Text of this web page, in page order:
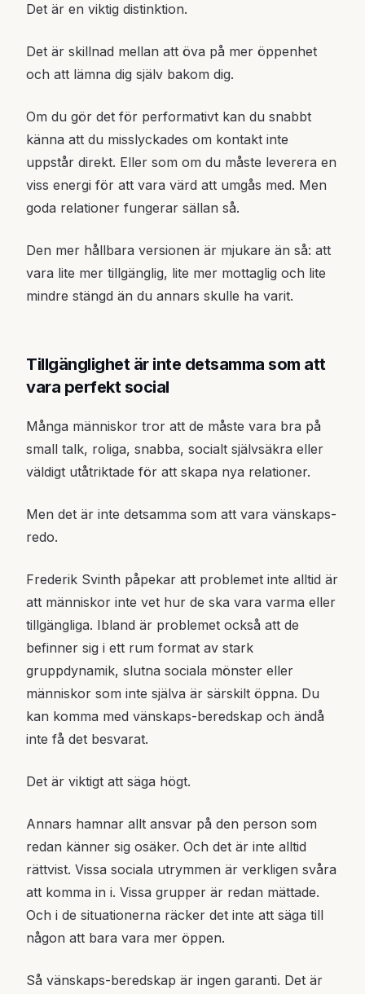
Det är en viktig distinktion.
Det är skillnad mellan att öva på mer öppenhet
och att lämna dig själv bakom dig.
Om du gör det för performativt kan du snabbt
känna att du misslyckades om kontakt inte
uppstår direkt. Eller som om du måste leverera en
viss energi för att vara värd att umgås med. Men
goda relationer fungerar sällan så.
Den mer hållbara versionen är mjukare än så: att
vara lite mer tillgänglig, lite mer mottaglig och lite
mindre stängd än du annars skulle ha varit.
Tillgänglighet är inte detsamma som att
vara perfekt social
Många människor tror att de måste vara bra på
small talk, roliga, snabba, socialt självsäkra eller
väldigt utåtriktade för att skapa nya relationer.
Men det är inte detsamma som att vara vänskaps-
redo.
Frederik Svinth påpekar att problemet inte alltid är
att människor inte vet hur de ska vara varma eller
tillgängliga. Ibland är problemet också att de
befinner sig i ett rum format av stark
gruppdynamik, slutna sociala mönster eller
människor som inte själva är särskilt öppna. Du
kan komma med vänskaps-beredskap och ändå
inte få det besvarat.
Det är viktigt att säga högt.
Annars hamnar allt ansvar på den person som
redan känner sig osäker. Och det är inte alltid
rättvist. Vissa sociala utrymmen är verkligen svåra
att komma in i. Vissa grupper är redan mättade.
Och i de situationerna räcker det inte att säga till
någon att bara vara mer öppen.
Så vänskaps-beredskap är ingen garanti. Det är